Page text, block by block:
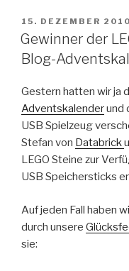
VERÖFFENTLICHT
AM
15. DEZEMBER 2010
Gewinner der
Blog-
Gestern hatten wir ja
Adventskalenderund
USB Spielzeug
Stefan von Databrick
LEGO Steine zur
USB Speichersticks
Auf jeden Fall haben
durch unsere
sie: